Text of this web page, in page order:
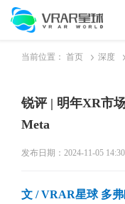
当前位置： 首页 深度
锐评 | 明年XR市
Meta
发布日期：2024-11-05
文 / VRAR星球 多